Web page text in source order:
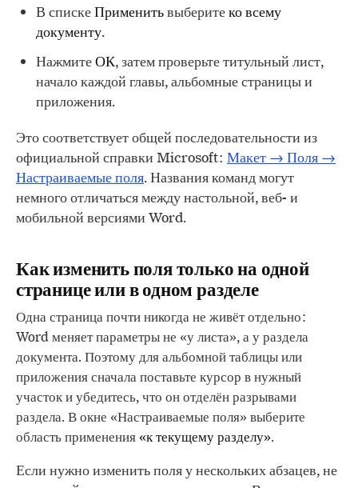
В спискеПрименитьвыберитеко всему
документу.
НажмитеОК, затем проверьте титульный лист,
начало каждой главы, альбомные страницы и
приложения.
Это соответствует общей последовательности из
официальной справки Microsoft: Макет → Поля →
Настраиваемые поля. Названия команд могут
немного отличаться между настольной, веб- и
мобильной версиями Word.
Как изменить поля только на одной
странице или в одном разделе
Одна страница почти никогда не живёт отдельно:
Word меняет параметры не «у листа», а у раздела
документа. Поэтому для альбомной таблицы или
приложения сначала поставьте курсор в нужный
участок и убедитесь, что он отделён разрывами
раздела. В окне «Настраиваемые поля» выберите
область применения«к текущему разделу».
Если нужно изменить поля у нескольких абзацев, не